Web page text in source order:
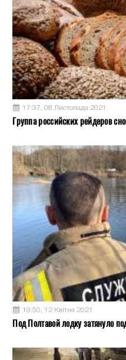
17:37, 08 Листопада 2021
Группа российских рейдеров
19:50, 12 Квітня 2021
Под Полтавой лодку затянуло